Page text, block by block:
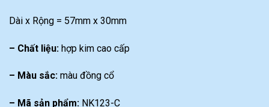
Dài x Rộng = 57mm x 30mm
– Chất liệu: hợp kim cao cấp
– Màu sắc: màu đồng cổ
– Mã sản phẩm: NK123-C